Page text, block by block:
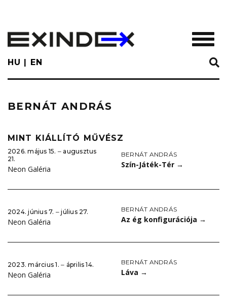
main
content
HU EN
BERNÁT ANDRÁS
MINT KIÁLLÍTÓ MŰVÉSZ
2026. május 15. ‒ augusztus
21.
Neon Galéria
BERNÁT ANDRÁS
Szín-Játék-Tér →
2024. június 7. ‒ július 27.
Neon Galéria
BERNÁT ANDRÁS
Az ég konfigurációja →
2023. március 1. ‒ április 14.
Neon Galéria
BERNÁT ANDRÁS
Láva →